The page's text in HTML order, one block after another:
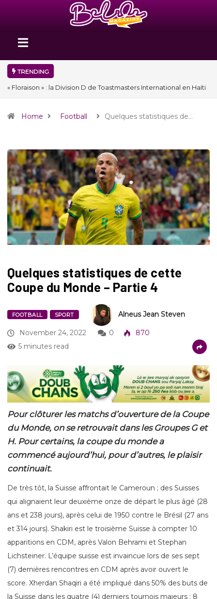
TRENDING
« Floraison » : la Division D de Toastmasters International en Haïti
Home Football Quelques statistiques de…
Quelques statistiques de cette
Coupe du Monde – Partie 4
FOOTBALL SPORT Alneus Jean Steven
November 24, 2022 0
870
5 minutes read
Pour clôturer les matchs d’ouverture de la Coupe
du Monde, on se retrouvait dans les Groupes G et
H. Pour certains, la coupe du monde a
commencé aujourd’hui, pour d’autres, le plaisir
continuait.
De très tôt, la Suisse affrontait le Cameroun ; des Suisses
qui alignaient leur deuxième onze de départ le plus âgé (28
ans et 238 jours), après celui de 1950 contre le Brésil (27 ans
et 314 jours). Shakiri est le troisième Suisse à compter 10
apparitions en CDM, après Valon Behrami et Stephan
Lichsteiner. L’équipe suisse est invaincue lors de ses sept
(7) dernières rencontres en CDM après avoir ouvert le
score. Xherdan Shaqiri a été impliqué dans 50% des buts de
la Suisse dans les quatre (4) derniers tournois majeurs : 8